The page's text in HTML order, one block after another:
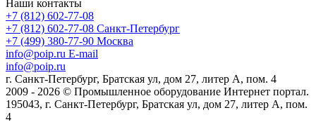
Наши контакты
+7 (812) 602-77-08
+7 (812) 602-77-08 Санкт-Петербург
+7 (499) 380-77-90 Москва
info@poip.ru E-mail
info@poip.ru
г. Санкт-Петербург, Братская ул, дом 27, литер А, пом. 4
2009 - 2026 © Промышленное оборудование Интернет портал.
195043, г. Санкт-Петербург, Братская ул, дом 27, литер А, пом.
4